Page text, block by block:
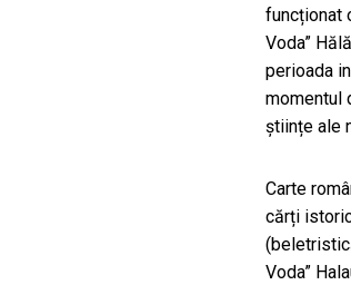
funcționat
Voda”
perioada
momentul
științe ale
Carte
cărți
Voda”